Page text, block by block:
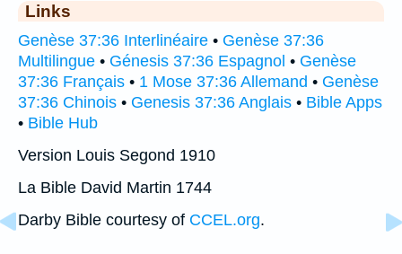
Links
Genèse 37:36 Interlinéaire • Genèse 37:36
Multilingue • Génesis 37:36 Espagnol • Genèse
37:36 Français • 1 Mose 37:36 Allemand • Genèse
37:36 Chinois • Genesis 37:36 Anglais • Bible Apps
• Bible Hub
Version Louis Segond 1910
La Bible David Martin 1744
Darby Bible courtesy of CCEL.org.